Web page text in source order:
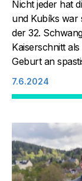
Nicht jeder hat
und Kubíks war
der 32.
Kaiserschnitt
Geburt an
7.6.2024